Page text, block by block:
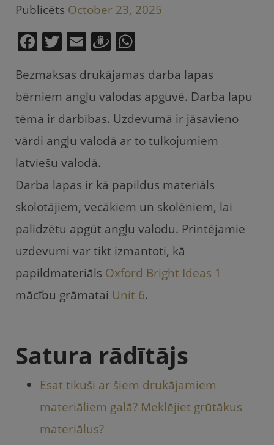
Publicēts October 23, 2025
F
a
c
e
b
o
o
k
T
w
itt
er
E
m
ai
l
D
ra
u
gi
e
m
at
s
A
p
Bezmaksas drukājamas darba lapas
bērniem angļu valodas apguvē. Darba lapu
tēma ir darbības. Uzdevumā ir jāsavieno
vārdi angļu valodā ar to tulkojumiem
latviešu valodā.
Darba lapas ir kā papildus materiāls
skolotājiem, vecākiem un skolēniem, lai
palīdzētu apgūt angļu valodu. Printējamie
uzdevumi var tikt izmantoti, kā
papildmateriāls Oxford Bright Ideas 1
mācību grāmatai Unit 6.
Satura rādītājs
Esat tikuši ar šiem drukājamiem
materiāliem galā? Meklējiet grūtākus
materiālus?